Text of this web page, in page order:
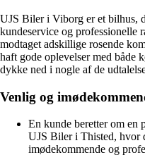
UJS Biler i Viborg er et bilhus,
kundeservice og professionelle
modtaget adskillige rosende
haft gode oplevelser med både
dykke ned i nogle af de
Venlig og
En kunde beretter om en
UJS Biler i Thisted, hvor
imødekommende og